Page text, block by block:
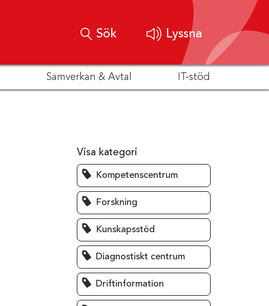
Sök Lyssna
Samverkan & Avtal IT-stöd
Visa kategori
Kompetenscentrum
Forskning
Kunskapsstöd
Diagnostiskt centrum
Driftinformation